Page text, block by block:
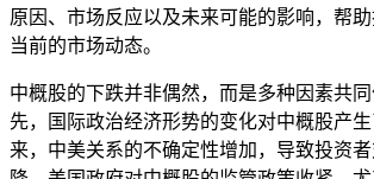
原因、市场反应以及未来可能的影响，帮
当前的市场动态。
中概股的下跌并非偶然，而是多种因素共
先，国际政治经济形势的变化对中概股产
来，中美关系的不确定性增加，导致投资